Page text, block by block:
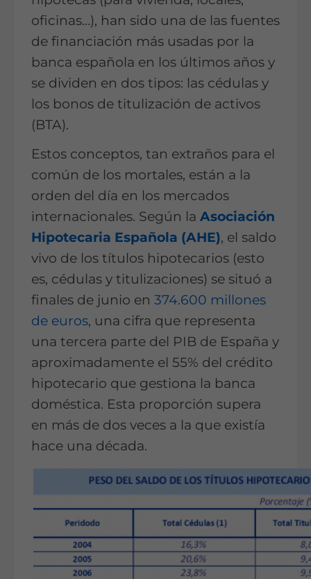
oficinas…), han sido una de las fuentes
de financiación más usadas por la
banca española en los últimos años y
se dividen en dos tipos: las cédulas y
los bonos de titulización de activos
(BTA).
Estos conceptos, tan extraños para el
común de los mortales, están a la
orden del día en los mercados
internacionales. Según la Asociación
Hipotecaria Española (AHE), el saldo
vivo de los títulos hipotecarios (esto
es, cédulas y titulizaciones) se situó a
finales de junio en 374.600 millones
de euros, una cifra que representa
una tercera parte del PIB de España y
aproximadamente el 55% del crédito
hipotecario que gestiona la banca
doméstica. Esta proporción supera
en más de dos veces a la que existía
hace una década.